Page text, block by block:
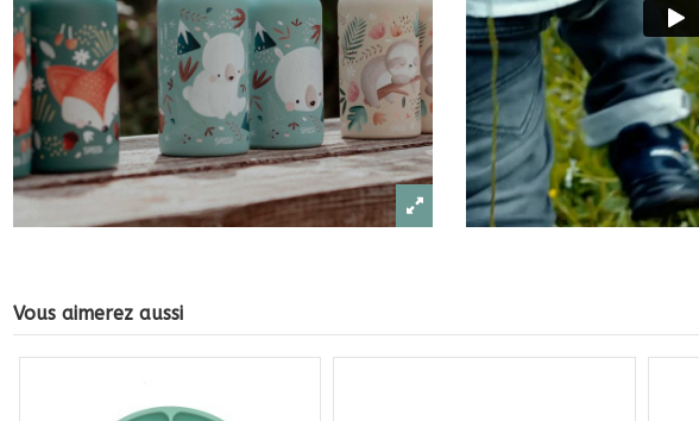
Vous aimerez aussi